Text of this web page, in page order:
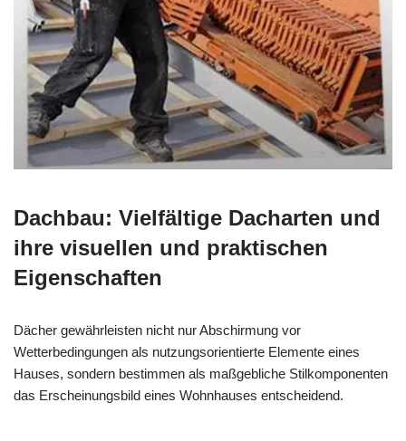
Dachbau: Vielfältige Dacharten und
ihre visuellen und praktischen
Eigenschaften
Dächer gewährleisten nicht nur Abschirmung vor
Wetterbedingungen als nutzungsorientierte Elemente eines
Hauses, sondern bestimmen als maßgebliche Stilkomponenten
das Erscheinungsbild eines Wohnhauses entscheidend.